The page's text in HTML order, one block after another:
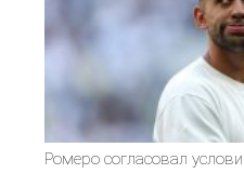
Ромеро согласовал